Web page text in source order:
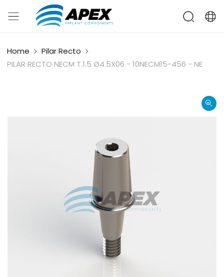
Home
Pilar Recto
PILAR RECTO NECM T.1.5 Ø4.5X06 - 10NECM15-456 - NE